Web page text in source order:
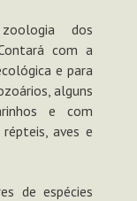
dos
com a
e para
alguns
e com
aves e
de espécies